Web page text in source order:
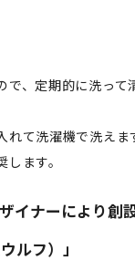
で、定期的に洗って
れて洗濯機で洗えま
します。
イナーにより創
ルフ）」